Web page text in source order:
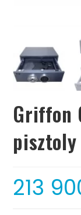
Griffon
213